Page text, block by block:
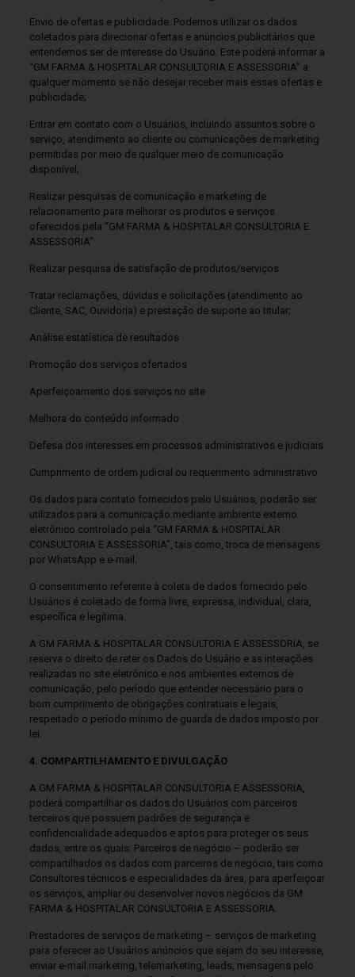
Envio de ofertas e publicidade. Podemos utilizar os dados
coletados para direcionar ofertas e anúncios publicitários que
entendemos ser de interesse do Usuário. Este poderá informar a
“GM FARMA & HOSPITALAR CONSULTORIA E ASSESSORIA” a
qualquer momento se não desejar receber mais essas ofertas e
publicidade;
Entrar em contato com o Usuários, incluindo assuntos sobre o
serviço, atendimento ao cliente ou comunicações de marketing
permitidas por meio de qualquer meio de comunicação
disponível;
Realizar pesquisas de comunicação e marketing de
relacionamento para melhorar os produtos e serviços
oferecidos pela “GM FARMA & HOSPITALAR CONSULTORIA E
ASSESSORIA”
Realizar pesquisa de satisfação de produtos/serviços
Tratar reclamações, dúvidas e solicitações (atendimento ao
Cliente, SAC, Ouvidoria) e prestação de suporte ao titular;
Análise estatística de resultados
Promoção dos serviços ofertados
Aperfeiçoamento dos serviços no site
Melhora do conteúdo informado
Defesa dos interesses em processos administrativos e judiciais
Cumprimento de ordem judicial ou requerimento administrativo
Os dados para contato fornecidos pelo Usuários, poderão ser
utilizados para a comunicação mediante ambiente externo
eletrônico controlado pela “GM FARMA & HOSPITALAR
CONSULTORIA E ASSESSORIA”, tais como, troca de mensagens
por WhatsApp e e-mail.
O consentimento referente à coleta de dados fornecido pelo
Usuários é coletado de forma livre, expressa, individual, clara,
específica e legítima.
A GM FARMA & HOSPITALAR CONSULTORIA E ASSESSORIA, se
reserva o direito de reter os Dados do Usuário e as interações
realizadas no site eletrônico e nos ambientes externos de
comunicação, pelo período que entender necessário para o
bom cumprimento de obrigações contratuais e legais,
respeitado o período mínimo de guarda de dados imposto por
lei.
4. COMPARTILHAMENTO E DIVULGAÇÃO
A GM FARMA & HOSPITALAR CONSULTORIA E ASSESSORIA,
poderá compartilhar os dados do Usuários com parceiros
terceiros que possuem padrões de segurança e
confidencialidade adequados e aptos para proteger os seus
dados, entre os quais: Parceiros de negócio – poderão ser
compartilhados os dados com parceiros de negócio, tais como
Consultores técnicos e especialidades da área, para aperfeiçoar
os serviços, ampliar ou desenvolver novos negócios da GM
FARMA & HOSPITALAR CONSULTORIA E ASSESSORIA.
Prestadores de serviços de marketing – serviços de marketing
para oferecer ao Usuários anúncios que sejam do seu interesse,
enviar e-mail marketing, telemarketing, leads, mensagens pelo